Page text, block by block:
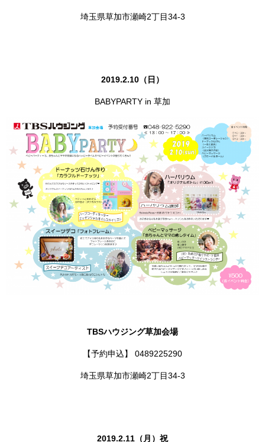
埼玉県草加市瀬崎2丁目34-3
2019.2.10（日）
BABYPARTY in 草加
TBSハウジング草加会場
【予約申込】 0489225290
埼玉県草加市瀬崎2丁目34-3
2019.2.11（月）祝